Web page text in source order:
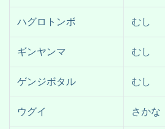
ハグロトンボ むし
ギンヤンマ むし
ゲンジボタル むし
ウグイ さかな